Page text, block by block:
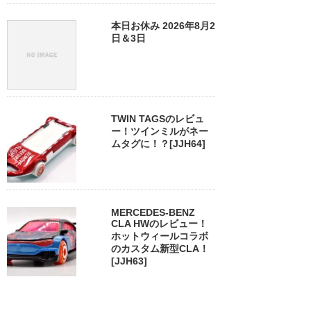
本日お休み 2026年8月2
日＆3日
TWIN TAGSのレビュ
ー！ツインミルがネー
ムタグに！？[JJH64]
MERCEDES-BENZ
CLA HWのレビュー！
ホットウィールコラボ
のカスタム新型CLA！
[JJH63]